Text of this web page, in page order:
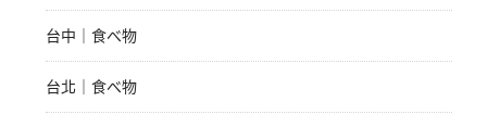
台中｜食べ物
台北｜食べ物